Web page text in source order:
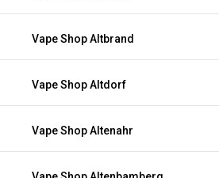
Vape Shop Altbrand
Vape Shop Altdorf
Vape Shop Altenahr